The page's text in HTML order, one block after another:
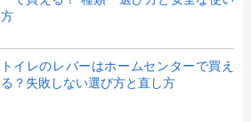
方
トイレのレバーはホームセンターで買え
る？失敗しない選び方と直し方